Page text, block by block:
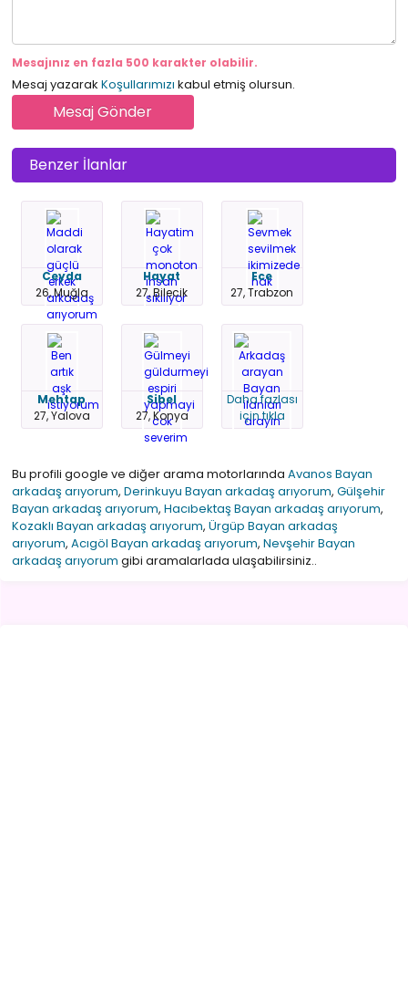
Mesajınız en fazla 500 karakter olabilir.
Mesaj yazarak Koşullarımızı kabul etmiş olursun.
Benzer İlanlar
Ceyda
26, Muğla
Hayat
27, Bilecik
Ece
27, Trabzon
Mehtap
27, Yalova
Sibel
27, Konya
Daha fazlası
için tıkla
Bu profili google ve diğer arama motorlarında Avanos Bayan
arkadaş arıyorum, Derinkuyu Bayan arkadaş arıyorum, Gülşehir
Bayan arkadaş arıyorum, Hacıbektaş Bayan arkadaş arıyorum,
Kozaklı Bayan arkadaş arıyorum, Ürgüp Bayan arkadaş
arıyorum, Acıgöl Bayan arkadaş arıyorum, Nevşehir Bayan
arkadaş arıyorum gibi aramalarlada ulaşabilirsiniz..